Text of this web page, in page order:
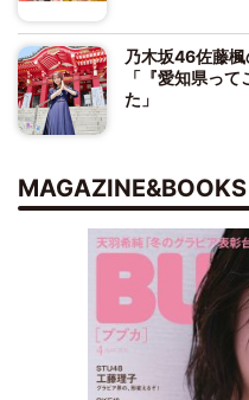
乃木坂46佐藤楓
「『愛知県っ
た」
MAGAZINE&BOOKS